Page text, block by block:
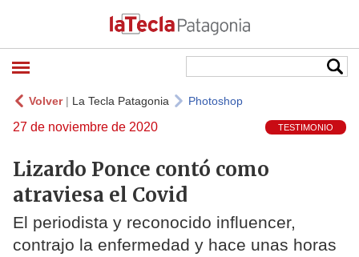
Volver| La Tecla Patagonia Photoshop
27 de noviembre de 2020 TESTIMONIO
Lizardo Ponce contó como
atraviesa el Covid
El periodista y reconocido influencer,
contrajo la enfermedad y hace unas horas